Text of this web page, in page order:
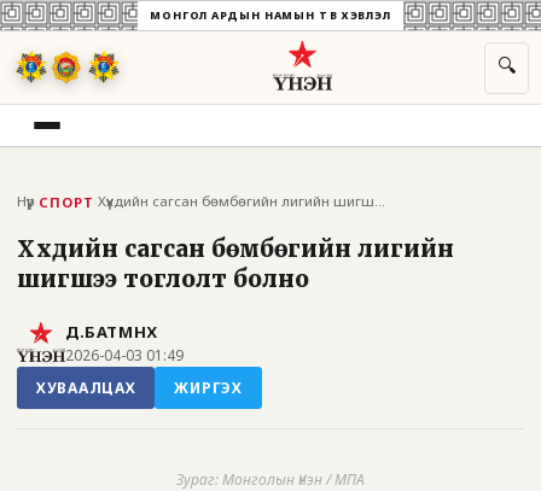
МОНГОЛ АРДЫН НАМЫН ТӨВ ХЭВЛЭЛ
🔍
Нүүр СПОРТ › Хүүхдийн сагсан бөмбөгийн лигийн шигшээ...
Хүүхдийн сагсан бөмбөгийн лигийн
шигшээ тоглолт болно
Д.БАТМӨНХ
2026-04-03 01:49
ХУВААЛЦАХ
ЖИРГЭХ
Зураг: Монголын Үнэн / МПА